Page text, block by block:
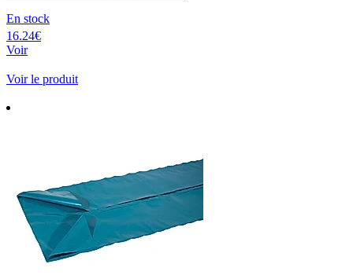
En stock
16.24€
Voir
Voir le produit